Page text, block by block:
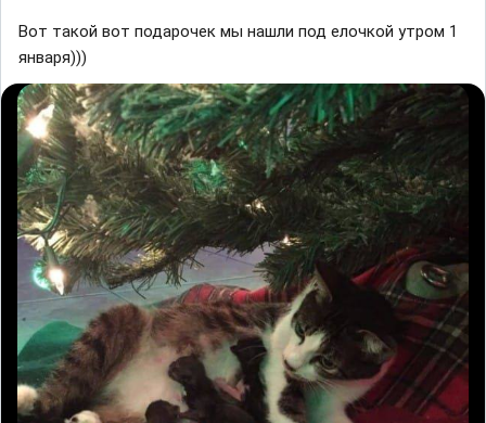
Вот такой вот подарочек мы нашли под елочкой утром 1
января)))